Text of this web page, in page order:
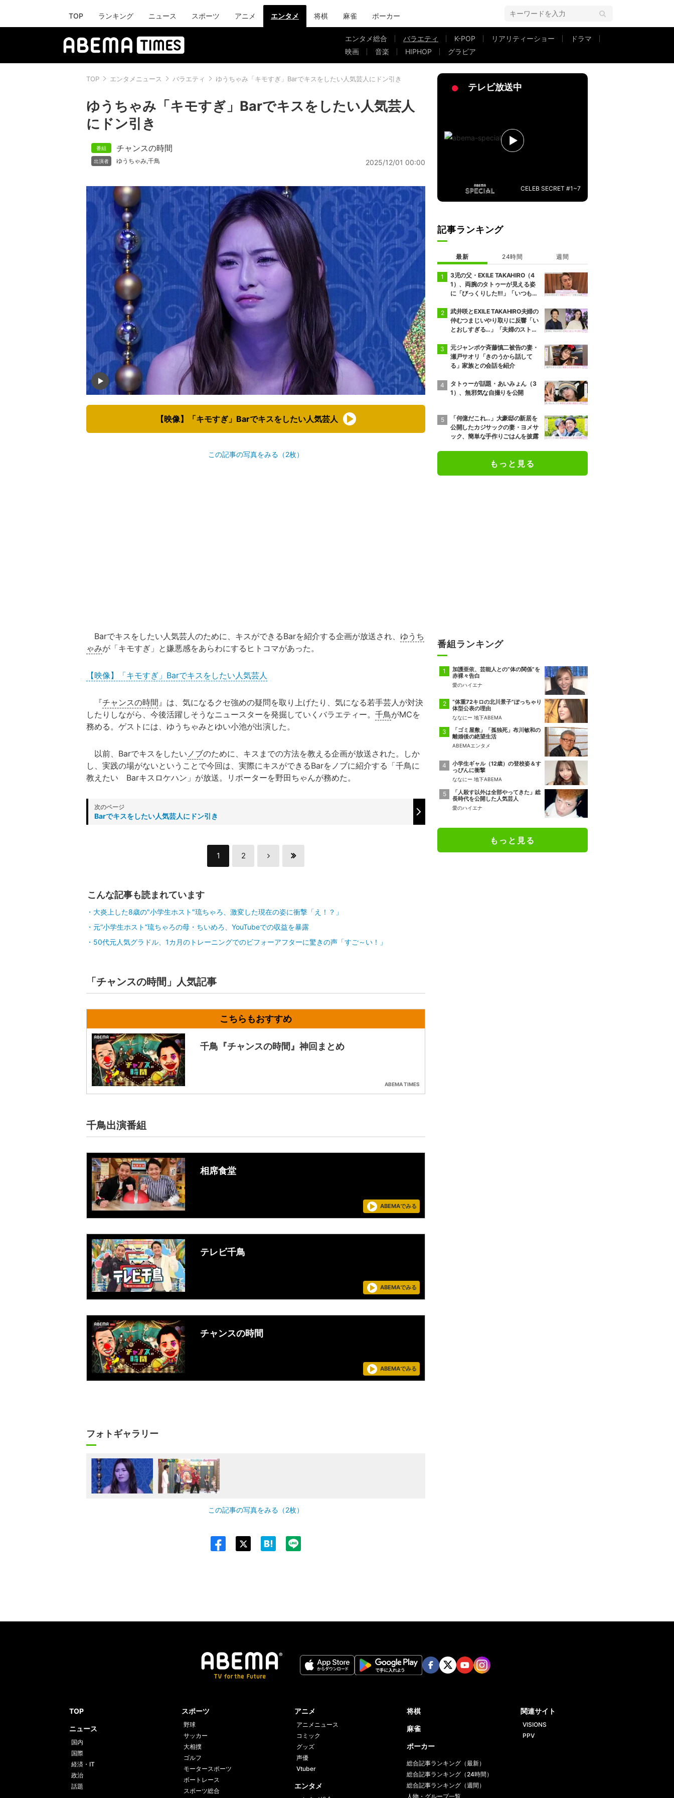
TOP ランキング ニュース スポーツ アニメ エンタメ 将棋 麻雀 ポーカー
エンタメ総合 バラエティ K-POP リアリティーショー
ドラマ
映画
音楽 HIPHOP グラビア
TOP エンタメニュース バラエティ ゆうちゃみ「キモすぎ」Barでキスをしたい人気芸人にドン引き
ゆうちゃみ「キモすぎ」Barでキスをしたい人気芸人
にドン引き
チャンスの時間
ゆうちゃみ,千鳥 2025/12/01 00:00
【映像】「キモすぎ」Barでキスをしたい人気芸人
この記事の写真をみる（2枚）
Barでキスをしたい人気芸人のために、キスができるBarを紹介する企画が放送され、 ゆうち
ゃみが「キモすぎ」と嫌悪感をあらわにするヒトコマがあった。
【映像】「キモすぎ」Barでキスをしたい人気芸人
『チャンスの時間』は、気になるクセ強めの疑問を取り上げたり、気になる若手芸人が対決
したりしながら、今後活躍しそうなニュースターを発掘していくバラエティー。 千鳥がMCを
務める。ゲストには、ゆうちゃみとゆい小池が出演した。
以前、Barでキスをしたい ノブのために、キスまでの方法を教える企画が放送された。しか
し、実践の場がないということで今回は、実際にキスができるBarをノブに紹介する「千鳥に
教えたい Barキスロケハン」が放送。リポーターを野田ちゃんが務めた。
Barでキスをしたい人気芸人にドン引き
1 2
こんな記事も読まれています
大炎上した8歳の"小学生ホスト"琉ちゃろ、激変した現在の姿に衝撃「え！？」
元“小学生ホスト”琉ちゃろの母・ちいめろ、YouTubeでの収益を暴露
50代元人気グラドル、1カ月のトレーニングでのビフォーアフターに驚きの声「すご～い！」
「チャンスの時間」人気記事
千鳥『チャンスの時間』神回まとめ
ABEMA TIMES
千鳥出演番組
相席食堂
ABEMAでみる
テレビ千鳥
ABEMAでみる
チャンスの時間
ABEMAでみる
フォトギャラリー
この記事の写真をみる（2枚）
テレビ放送中
CELEB SECRET #1~7
記事ランキング
最新 24時間 週間
3児の父・EXILE TAKAHIRO（4
1）、両腕のタトゥーが見える姿
に「びっくりした!!!」「いつもと
の反響
武井咲とEXILE TAKAHIRO夫婦の
仲むつまじいやり取りに反響「い
とおしすぎる…」「夫婦のストー
元ジャンポケ斉藤慎二被告の妻・
瀬戸サオリ「きのうから話して
る」家族との会話を紹介
タトゥーが話題・あいみょん（3
1）、無邪気な自撮りを公開
「何億だこれ…」大豪邸の新居を
公開したカジサックの妻・ヨメサ
ック、簡単な手作りごはんを披露
もっと見る
番組ランキング
加護亜依、芸能人との“体の関係”を
赤裸々告白
愛のハイエナ
“体重72キロの北川景子”ぽっちゃり
体型公表の理由
ななにー 地下ABEMA
「ゴミ屋敷」「孤独死」布川敏和の
離婚後の絶望生活
ABEMAエンタメ
小学生ギャル（12歳）の登校姿＆す
っぴんに衝撃
ななにー 地下ABEMA
「人殺す以外は全部やってきた」総
長時代を公開した人気芸人
愛のハイエナ
もっと見る
TOP
ニュース
国内
国際
経済・IT
政治
話題
スポーツ
野球
サッカー
大相撲
ゴルフ
モータースポーツ
ボートレース
スポーツ総合
アニメ
アニメニュース
コミック
グッズ
声優
Vtuber
エンタメ
将棋
麻雀
ポーカー
総合記事ランキング（最新）
総合記事ランキング（24時間）
総合記事ランキング（週間）
人物・グループ一覧
関連サイト
VISIONS
PPV